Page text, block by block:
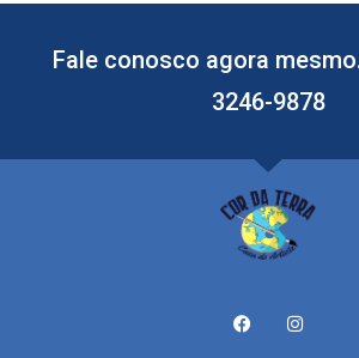
Fale conosco agora
3246-9878